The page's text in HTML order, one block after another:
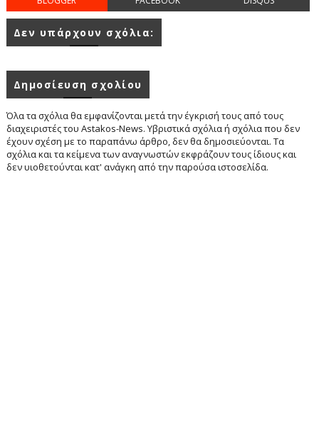
Δεν υπάρχουν σχόλια:
Δημοσίευση σχολίου
Όλα τα σχόλια θα εμφανίζονται μετά την έγκρισή τους από τους
διαχειριστές του Astakos-News. Υβριστικά σχόλια ή σχόλια που δεν
έχουν σχέση με το παραπάνω άρθρο, δεν θα δημοσιεύονται. Τα
σχόλια και τα κείμενα των αναγνωστών εκφράζουν τους ίδιους και
δεν υιοθετούνται κατ' ανάγκη από την παρούσα ιστοσελίδα.